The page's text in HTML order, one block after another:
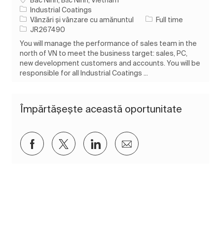
Industrial Coatings
Categorie
Vânzări și vânzare cu amănuntul Tipul postului
Full time
Job IdJR267490
You will manage the performance of sales team in the
north of VN to meet the business target: sales, PC,
new development customers and accounts. You will be
responsible for all Industrial Coatings ...
Împărtășește această oportunitate
Distribuiți prin Facebook
Distribuiți prin twitter
Distribuiți prin LinkedIn
Distribuiți prin e-